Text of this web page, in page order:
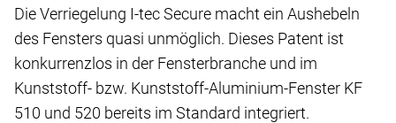
Die Verriegelung I-tec Secure macht ein Aushebeln
des Fensters quasi unmöglich. Dieses Patent ist
konkurrenzlos in der Fensterbranche und im
Kunststoff- bzw. Kunststoff-Aluminium-Fenster KF
510 und 520 bereits im Standard integriert.